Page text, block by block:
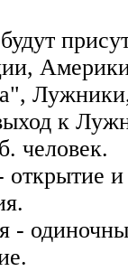
к
человек.
открытие и